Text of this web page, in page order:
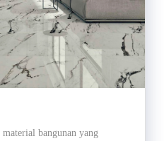
bangunan yang